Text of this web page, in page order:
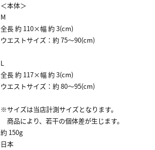
＜本体＞
M
全長 約 110×幅 約 3(cm)
ウエストサイズ：約 75～90(cm)
L
全長 約 117×幅 約 3(cm)
ウエストサイズ：約 80～95(cm)
※サイズは当店計測サイズとなります。
商品により、若干の個体差が生じます。
約 150g
日本